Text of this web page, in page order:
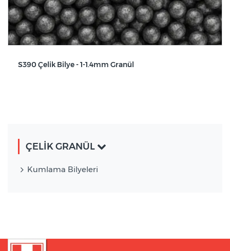
S390 Çelik Bilye - 1-1.4mm Granül
ÇELİK GRANÜL
Kumlama Bilyeleri